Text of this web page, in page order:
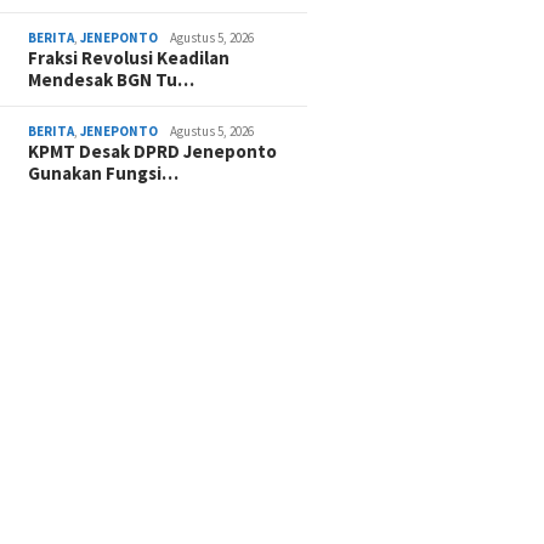
BERITA ,JENEPONTO Agustus 5, 2026
Fraksi Revolusi Keadilan
Mendesak BGN Tu…
BERITA ,JENEPONTO Agustus 5, 2026
KPMT Desak DPRD Jeneponto
Gunakan Fungsi…